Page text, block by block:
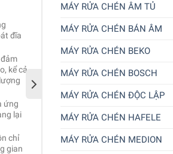
đĩa
kể cả
ứng
lại
chỉ
gian
MÁY RỬA CHÉN ÂM TỦ
MÁY RỬA CHÉN BÁN ÂM
MÁY RỬA CHÉN BEKO
MÁY RỬA CHÉN BOSCH
MÁY RỬA CHÉN ĐỘC LẬP
MÁY RỬA CHÉN HAFELE
MÁY RỬA CHÉN MEDION